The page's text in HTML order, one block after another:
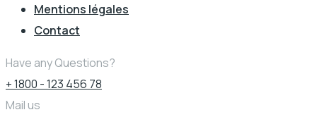
Mentions légales
Contact
Have any Questions?
+ 1800 - 123 456 78
Mail us